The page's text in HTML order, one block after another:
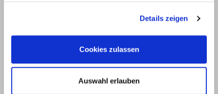
Details zeigen
Cookies zulassen
Auswahl erlauben
Products Service
Deck software